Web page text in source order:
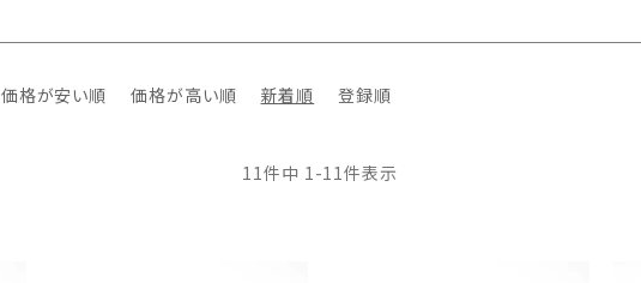
価格が安い順 価格が高い順 新着順 登録順
11 件中 1 -11件表示